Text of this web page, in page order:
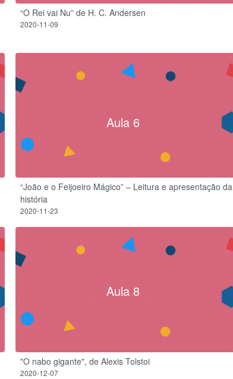
“O Rei vai Nu” de H. C. Andersen
2020-11-09
Aula 6
“João e o Feijoeiro Mágico” – Leitura e apresentação da
história
2020-11-23
Aula 8
"O nabo gigante", de Alexis Tolstoi
2020-12-07